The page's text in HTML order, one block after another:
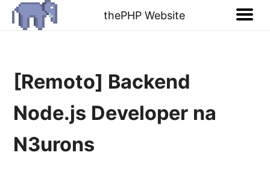
thePHP Website
[Remoto] Backend
Node.js Developer na
N3urons